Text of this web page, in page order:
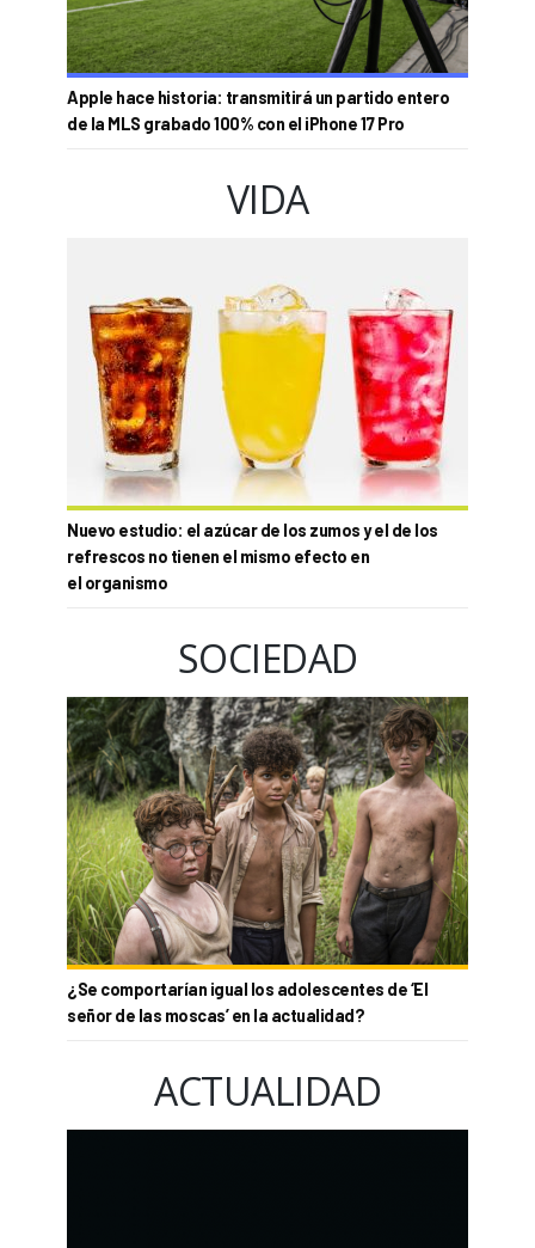
Apple hace historia: transmitirá un partido entero
de la MLS grabado 100% con el iPhone 17 Pro
VIDA
Nuevo estudio: el azúcar de los zumos y el de los
refrescos no tienen el mismo efecto en
el organismo
SOCIEDAD
¿Se comportarían igual los adolescentes de ‘El
señor de las moscas’ en la actualidad?
ACTUALIDAD